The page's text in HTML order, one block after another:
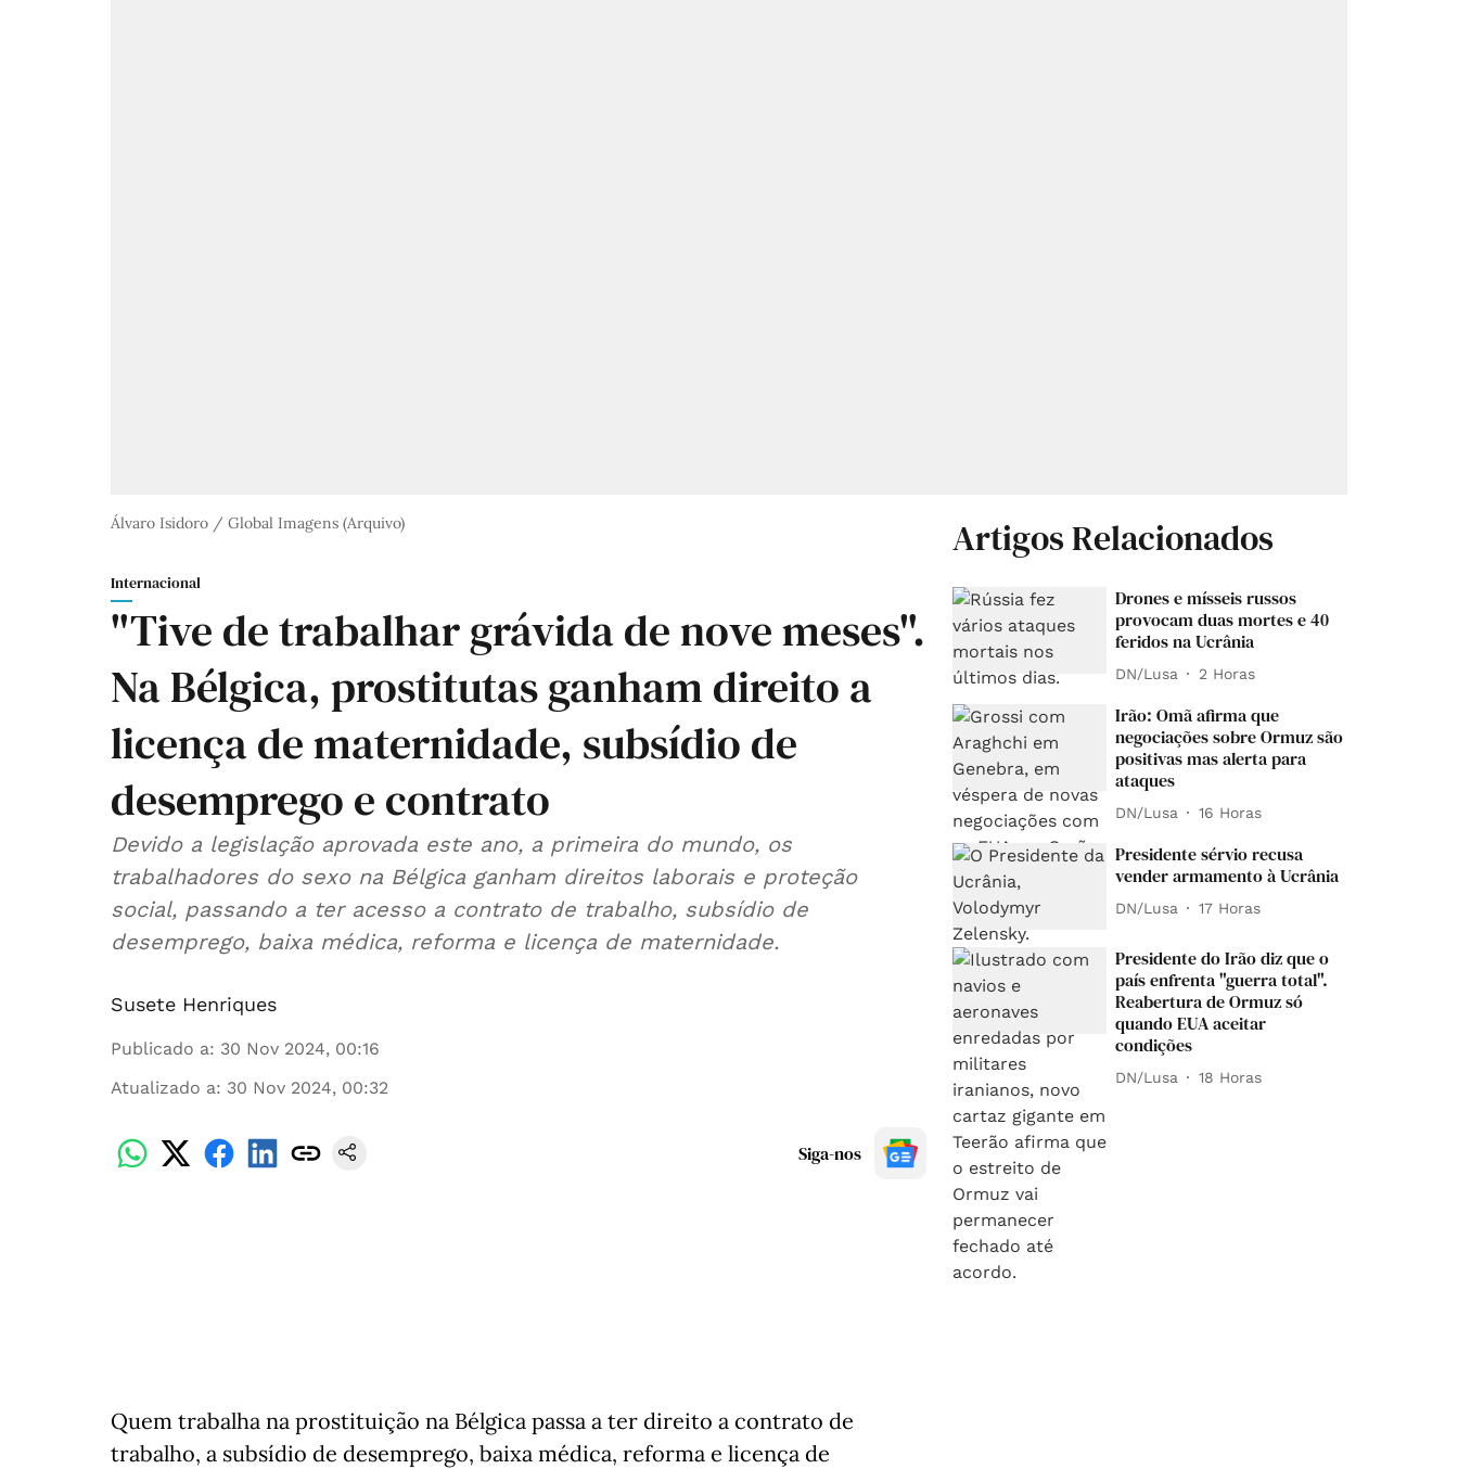
Álvaro Isidoro / Global Imagens (Arquivo)
Internacional
"Tive de trabalhar grávida de nove meses".
Na Bélgica, prostitutas ganham direito a
licença de maternidade, subsídio de
desemprego e contrato
Devido a legislação aprovada este ano, a primeira do mundo, os
trabalhadores do sexo na Bélgica ganham direitos laborais e proteção
social, passando a ter acesso a contrato de trabalho, subsídio de
desemprego, baixa médica, reforma e licença de maternidade.
Susete Henriques
Publicado a: 30 Nov 2024, 00:16
Atualizado a: 30 Nov 2024, 00:32
Siga-nos
Quem trabalha na prostituição na Bélgica passa a ter direito a contrato de
trabalho, a subsídio de desemprego, baixa médica, reforma e licença de
Artigos Relacionados
Drones e mísseis russos
provocam duas mortes e 40
feridos na Ucrânia
DN/Lusa 2 Horas
Irão: Omã afirma que
negociações sobre Ormuz são
positivas mas alerta para
ataques
DN/Lusa 16 Horas
Presidente sérvio recusa
vender armamento à Ucrânia
DN/Lusa 17 Horas
Presidente do Irão diz que o
país enfrenta "guerra total".
Reabertura de Ormuz só
quando EUA aceitar
condições
DN/Lusa 18 Horas